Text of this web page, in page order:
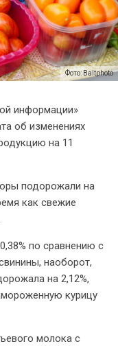
Фото: Baltphoto
информации»
об изменениях
на 11
подорожали на
как свежие
по сравнению с
наоборот,
на 2,12%,
курицу
молока с